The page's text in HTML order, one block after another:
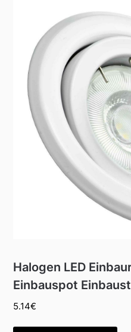
Halogen LED
Einbauspot
5.14€